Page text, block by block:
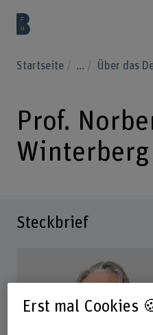
Startseite ... Über das
Prof.
Winterberg
Steckbrief
Erst mal Cookies